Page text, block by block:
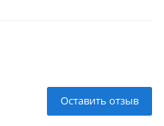
Оставить отзыв